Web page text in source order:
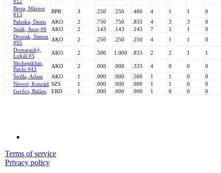
Berta, Márton
#13
BPR 3 .250 .250 .400 4 1 1
0
Palutka, Denis
AKO 2 .750 .750 .833 4 3 3
0
Sisák, Juraj #8
AKO 2 .143 .143 .143 7 1 1
0
Dvorak, Simon
#95
AKO 2 .250 .250 .250 4 1 1
0
Domaracký,
Lukáš #5
AKO 2 .500 1.000 .833 2 2 1
1
Shchepikhin,
Pavlo #43
AKO 2 .000 .000 .333 4 0 0
0
Širilla, Adam
AKO 1 .000 .000 .500 1 1 0
0
Néveri, Konrád SZS 1 .000 .000 .000 1 1 0
0
Gerőcs, Balázs
ERD 1 .000 .000 .000 1 0 0 0
Terms of service
Privacy policy